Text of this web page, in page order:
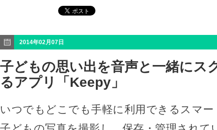
2014年02月07日
子どもの思い出を音声と一緒にス
るアプリ「Keepy」
いつでもどこでも手軽に利用できるスマ